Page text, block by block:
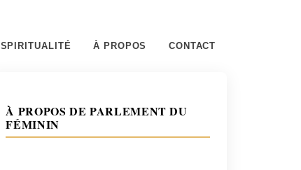
SPIRITUALITÉ À PROPOS CONTACT
À PROPOS DE PARLEMENT DU
FÉMININ